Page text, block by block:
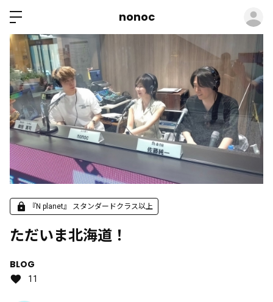
nonoc
『N planet』 スタンダードクラス以上
ただいま北海道！
BLOG
11